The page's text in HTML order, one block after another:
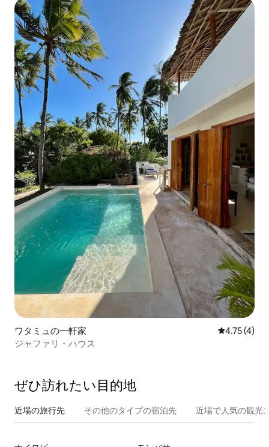
ワタミュの一軒家 レビュー4
4.75 (4)
ジャファリ・ハウス
ぜひ訪⁠れ⁠た⁠い目⁠的⁠地
近場の旅行先 その他のタ⁠イ⁠プ⁠の宿⁠泊⁠先 近場で人気の観光